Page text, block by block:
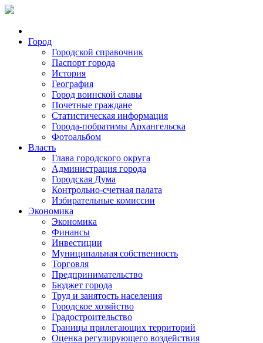
Город
Городской справочник
Паспорт города
История
География
Город воинской славы
Почетные граждане
Статистическая информация
Города-побратимы Архангельска
Фотоальбом
Власть
Глава городского округа
Администрация города
Городская Дума
Контрольно-счетная палата
Избирательные комиссии
Экономика
Экономика
Финансы
Инвестиции
Муниципальная собственность
Торговля
Предпринимательство
Бюджет города
Труд и занятость населения
Городское хозяйство
Градостроительство
Границы прилегающих территорий
Оценка регулирующего воздействия